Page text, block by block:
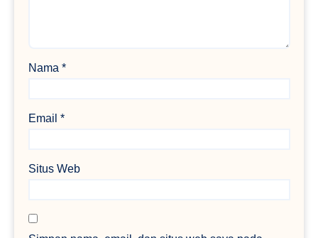
Nama *
Email *
Situs Web